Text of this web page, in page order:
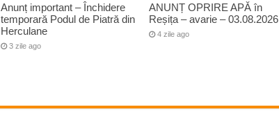
Anunț important – Închidere
temporară Podul de Piatră din
Herculane
3 zile ago
ANUNȚ OPRIRE APĂ în
Reșița – avarie – 03.08.2026
4 zile ago